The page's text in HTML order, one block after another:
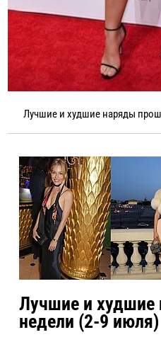
Лучшие и худшие наряды
Лучшие и
недели (2-9 июля)